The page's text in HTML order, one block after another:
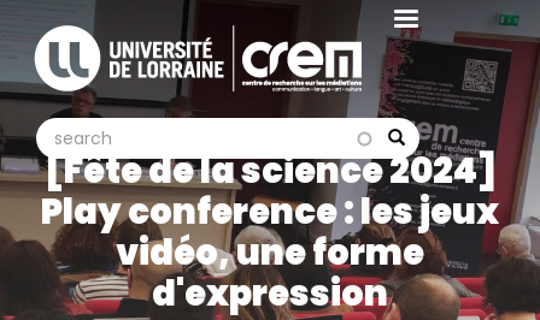
Aller
contenu
principal
Search
search search
[Fête de la science 2024]
Play conference : les jeux
vidéo, une forme
d'expression